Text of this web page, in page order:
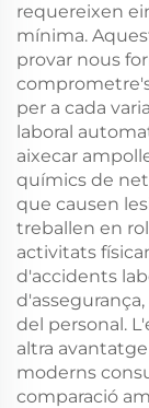
requereixen
mínima.
provar nous
per a cada
laboral
aixecar
químics de
que causen
treballen en
activitats
d'accidents
del personal.
altra
moderns
comparació